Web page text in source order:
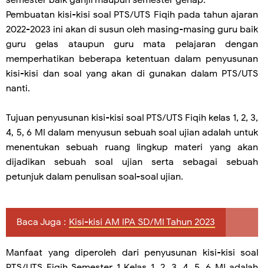
Pembuatan kisi-kisi soal PTS/UTS Fiqih pada tahun ajaran
2022-2023 ini akan di susun oleh masing-masing guru baik
guru gelas ataupun guru mata pelajaran dengan
memperhatikan beberapa ketentuan dalam penyusunan
kisi-kisi dan soal yang akan di gunakan dalam PTS/UTS
nanti.
Tujuan penyusunan kisi-kisi soal PTS/UTS Fiqih kelas 1, 2, 3,
4, 5, 6 MI dalam menyusun sebuah soal ujian adalah untuk
menentukan sebuah ruang lingkup materi yang akan
dijadikan sebuah soal ujian serta sebagai sebuah
petunjuk dalam penulisan soal-soal ujian.
Baca Juga : Kisi-kisi AM IPA SD/MI Tahun 2023
Manfaat yang diperoleh dari penyusunan kisi-kisi soal